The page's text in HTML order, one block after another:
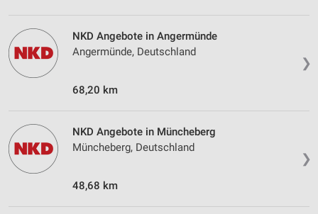
❯
NKD Angebote in Angermünde
Angermünde, Deutschland
68,20 km
❯
NKD Angebote in Müncheberg
Müncheberg, Deutschland
48,68 km
Entwicklung und Verbesserung der Angebote
Verwendung reduzierter Daten zur Auswahl von
Inhalten
IAB-Besonderheiten:
Geräte anhand von aktiv angeforderten
Informationen identifizieren
Nicht-IAB-Verarbeitungszwecke: